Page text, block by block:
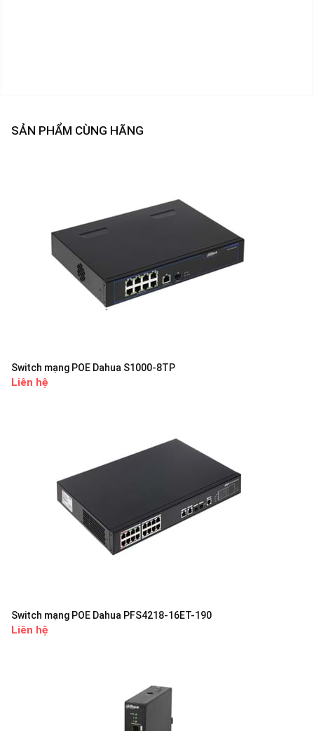
SẢN PHẨM CÙNG HÃNG
Switch mạng POE Dahua S1000-8TP
Liên hệ
Switch mạng POE Dahua PFS4218-16ET-190
Liên hệ